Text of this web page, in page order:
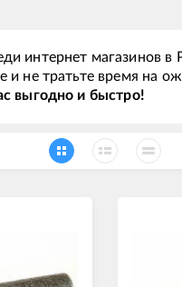
интернет магазинов в
и не тратьте время на
выгодно и быстро!